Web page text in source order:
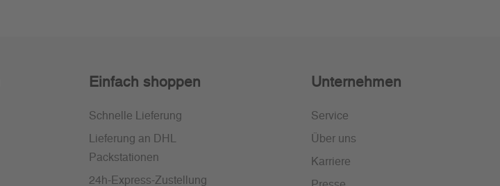
Einfach shoppen
Schnelle Lieferung
Lieferung an DHL
Packstationen
24h-Express-Zustellung
Unternehmen
Service
Über uns
Karriere